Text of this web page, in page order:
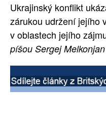
PŘÍSPĚVKY NA PROVOZ
SOCIÁLNÍ SÍTĚ
RUBRIKY
PLNÁ VERZE STRÁNEK
Ukrajinský konflikt
zárukou udržení jejího
v oblastech jejího
píšou Sergej